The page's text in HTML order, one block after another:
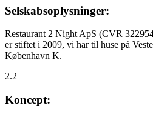
Selskabsoplysninger:
Restaurant 2 Night ApS (CVR
er stiftet i 2009, vi har til huse på
København K.
2.2
Koncept: